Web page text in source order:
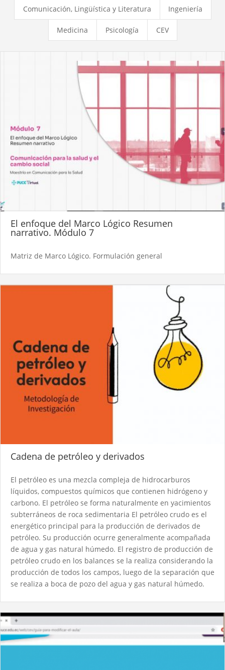
Comunicación, Lingüística y Literatura Ingeniería
Medicina Psicología CEV
El enfoque del Marco Lógico Resumen
narrativo. Módulo 7
Matriz de Marco Lógico. Formulación general
Cadena de petróleo y derivados
El petróleo es una mezcla compleja de hidrocarburos
líquidos, compuestos químicos que contienen hidrógeno y
carbono. El petróleo se forma naturalmente en yacimientos
subterráneos de roca sedimentaria El petróleo crudo es el
energético principal para la producción de derivados de
petróleo. Su producción ocurre generalmente acompañada
de agua y gas natural húmedo. El registro de producción de
petróleo crudo en los balances se la realiza considerando la
producción de todos los campos, luego de la separación que
se realiza a boca de pozo del agua y gas natural húmedo.